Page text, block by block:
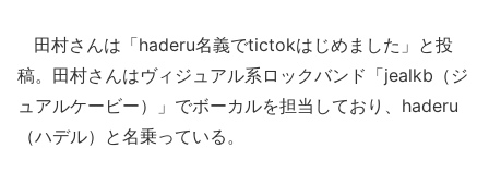
田村さんは「haderu名義でtictokはじめました」と投
稿。田村さんはヴィジュアル系ロックバンド「jealkb（ジ
ュアルケービー）」でボーカルを担当しており、haderu
（ハデル）と名乗っている。